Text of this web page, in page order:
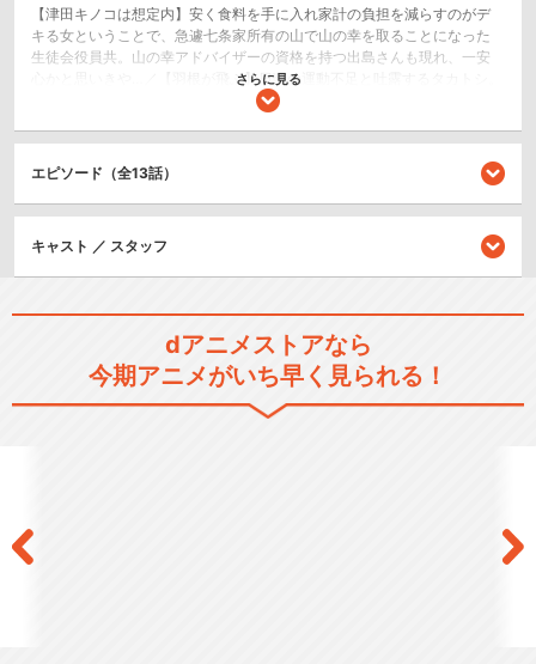
【津田キノコは想定内】安く食料を手に入れ家計の負担を減らすのがデ
キる女ということで、急遽七条家所有の山で山の幸を取ることになった
生徒会役員共。山の幸アドバイザーの資格を持つ出島さんも現れ、一安
心かと思いきや…／【羽根が飛ぶ】日頃の運動不足と吐露するタカトシ。
季節はスポーツの秋ということで、何か運動をしてみようということ
／【カボチャの気持ち】ハロウィンパーティーで彩られた桜才学園。生
徒会役員共はスズのカボチャオバケを始めとした様々な仮装で盛り上が
恋愛/ラブコメ
コメディ/ギャグ
シリーズ／関連のアニメ作品
生徒会役員共
さらに見る
エピソード（全13話）
キャスト ／ スタッフ
dアニメストアなら
今期アニメがいち早く見られる！